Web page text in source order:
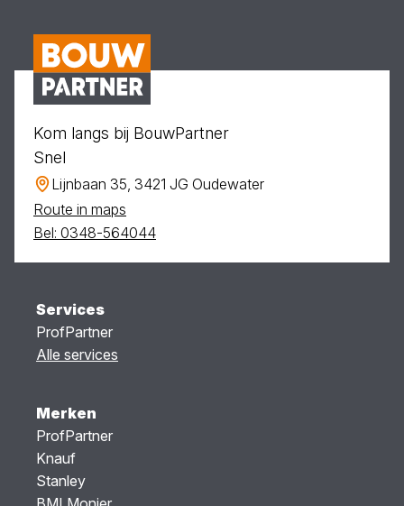
Kom langs bij BouwPartner
Snel
Lijnbaan 35, 3421 JG Oudewater
Route in maps
Bel: 0348-564044
Services
ProfPartner
Alle services
Merken
ProfPartner
Knauf
Stanley